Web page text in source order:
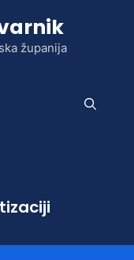
županija